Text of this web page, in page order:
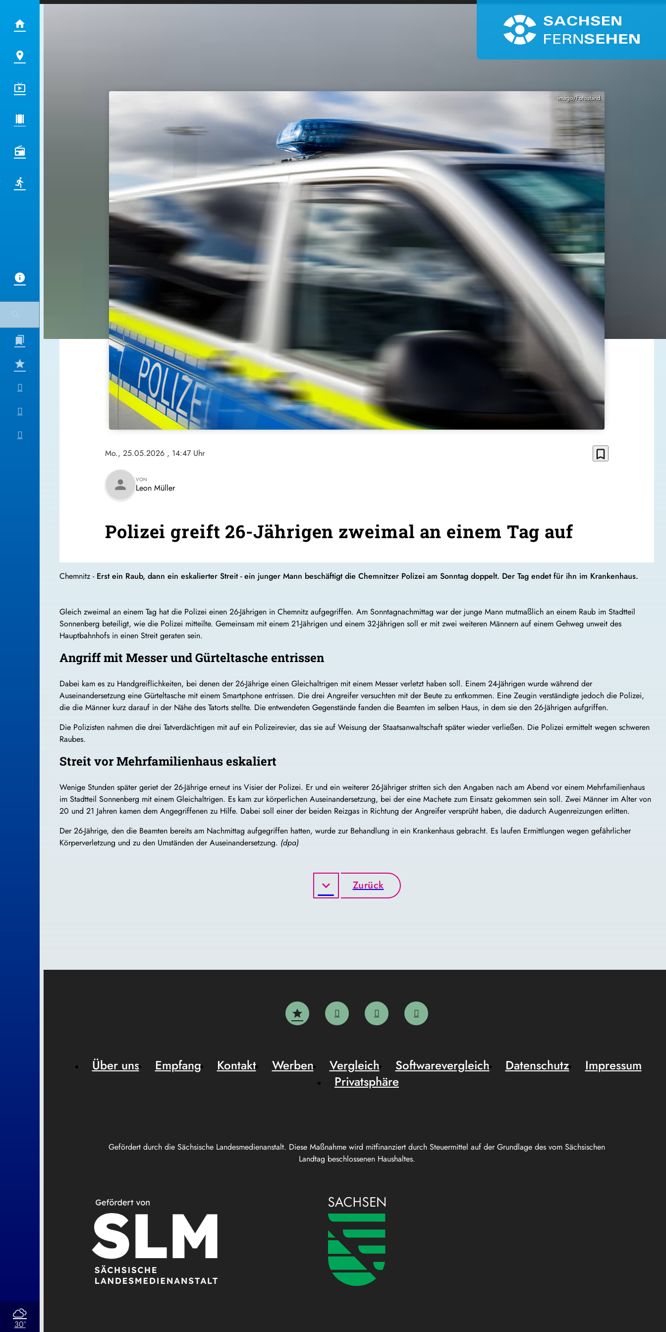
30°
imago/Fotostand
Mo., 25.05.2026 , 14:47 Uhr bookmark_border
person VON
Leon Müller
Polizei greift 26-Jährigen zweimal an einem Tag auf
Chemnitz - Erst ein Raub, dann ein eskalierter Streit - ein junger Mann beschäftigt die Chemnitzer Polizei am Sonntag doppelt. Der Tag endet für ihn im Krankenhaus.
Gleich zweimal an einem Tag hat die Polizei einen 26-Jährigen in Chemnitz aufgegriffen. Am Sonntagnachmittag war der junge Mann mutmaßlich an einem Raub im Stadtteil
Sonnenberg beteiligt, wie die Polizei mitteilte. Gemeinsam mit einem 21-Jährigen und einem 32-Jährigen soll er mit zwei weiteren Männern auf einem Gehweg unweit des
Hauptbahnhofs in einen Streit geraten sein.
Angriff mit Messer und Gürteltasche entrissen
Dabei kam es zu Handgreiflichkeiten, bei denen der 26-Jährige einen Gleichaltrigen mit einem Messer verletzt haben soll. Einem 24-Jährigen wurde während der
Auseinandersetzung eine Gürteltasche mit einem Smartphone entrissen. Die drei Angreifer versuchten mit der Beute zu entkommen. Eine Zeugin verständigte jedoch die Polizei,
die die Männer kurz darauf in der Nähe des Tatorts stellte. Die entwendeten Gegenstände fanden die Beamten im selben Haus, in dem sie den 26-Jährigen aufgriffen.
Die Polizisten nahmen die drei Tatverdächtigen mit auf ein Polizeirevier, das sie auf Weisung der Staatsanwaltschaft später wieder verließen. Die Polizei ermittelt wegen schweren
Raubes.
Streit vor Mehrfamilienhaus eskaliert
Wenige Stunden später geriet der 26-Jährige erneut ins Visier der Polizei. Er und ein weiterer 26-Jähriger stritten sich den Angaben nach am Abend vor einem Mehrfamilienhaus
im Stadtteil Sonnenberg mit einem Gleichaltrigen. Es kam zur körperlichen Auseinandersetzung, bei der eine Machete zum Einsatz gekommen sein soll. Zwei Männer im Alter von
20 und 21 Jahren kamen dem Angegriffenen zu Hilfe. Dabei soll einer der beiden Reizgas in Richtung der Angreifer versprüht haben, die dadurch Augenreizungen erlitten.
Der 26-Jährige, den die Beamten bereits am Nachmittag aufgegriffen hatten, wurde zur Behandlung in ein Krankenhaus gebracht. Es laufen Ermittlungen wegen gefährlicher
Körperverletzung und zu den Umständen der Auseinandersetzung. (dpa)
Zurück
Gefördert durch die Sächsische Landesmedienanstalt. Diese Maßnahme wird mitfinanziert durch Steuermittel auf der Grundlage des vom Sächsischen
Landtag beschlossenen Haushaltes.
Über uns Empfang Kontakt Werben Vergleich Softwarevergleich Datenschutz
Impressum
Privatsphäre